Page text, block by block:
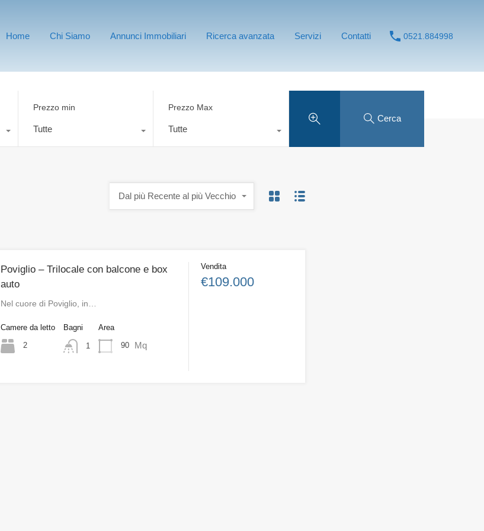
Home Chi Siamo Annunci Immobiliari Ricerca avanzata Servizi Contatti 0521.884998
Prezzo min
Tutte
Prezzo Max
Tutte
Cerca
Dal più Recente al più Vecchio
Poviglio – Trilocale con balcone e box
auto
Nel cuore di Poviglio, in…
Camere da letto
2
Bagni
1
Area
90 Mq
Vendita
€109.000